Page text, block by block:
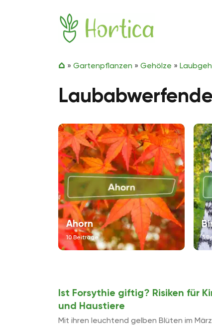
» Gartenpflanzen » Gehölze »
Ahorn
10 Beiträge 3
Ist Forsythie giftig? Risiken für
und Haustiere
Mit ihren leuchtend gelben Blüten im März